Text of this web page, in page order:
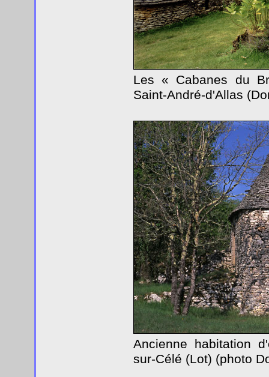
Les « Cabanes du
Saint-André-d'Allas
Ancienne habitation
sur-Célé (Lot) (photo